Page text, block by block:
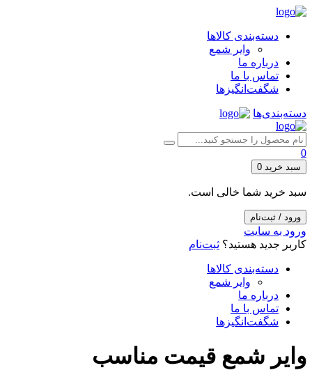
دسته‌بندی کالاها
وایر شمع
درباره ما
تماس با ما
شگفت‌انگیزها
دسته‌بندی‌ها
0
سبد خرید 0
سبد خرید شما خالی است.
ورود / ثبت‌نام
ورود به سایت
کاربر جدید هستید؟ ثبت‌نام
دسته‌بندی کالاها
وایر شمع
درباره ما
تماس با ما
شگفت‌انگیزها
وایر شمع قیمت مناسب